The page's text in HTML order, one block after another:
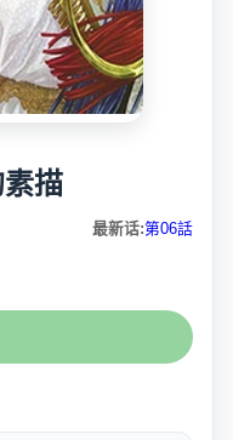
描
最新话:第06話